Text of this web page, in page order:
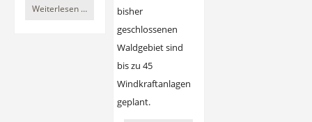
Weiterlesen …
renaturierte
Hammerfließ
bisher
geschlossenen
Waldgebiet sind
bis zu 45
Windkraftanlagen
geplant.